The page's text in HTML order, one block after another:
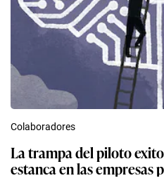
Colaboradores
La trampa del piloto
estanca en las empresas